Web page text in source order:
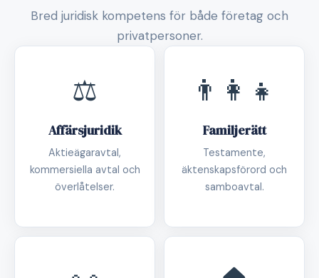
Bred juridisk kompetens för både företag och
privatpersoner.
⚖️
Affärsjuridik
Aktieägaravtal,
kommersiella avtal och
överlåtelser.
👨‍👩‍👧
Familjerätt
Testamente,
äktenskapsförord och
samboavtal.